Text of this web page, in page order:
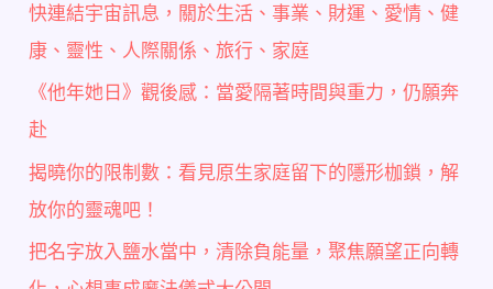
快連結宇宙訊息，關於生活、事業、財運、愛情、健
康、靈性、人際關係、旅行、家庭
《他年她日》觀後感：當愛隔著時間與重力，仍願奔
赴
揭曉你的限制數：看見原生家庭留下的隱形枷鎖，解
放你的靈魂吧！
把名字放入鹽水當中，清除負能量，聚焦願望正向轉